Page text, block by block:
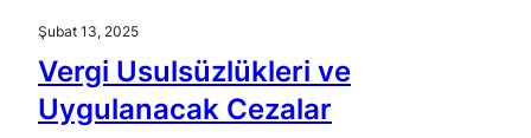
Şubat 13, 2025
Vergi Usulsüzlükleri ve
Uygulanacak Cezalar